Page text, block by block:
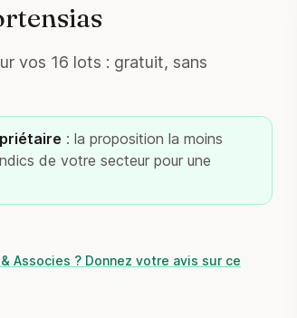
vos 16 lots : gratuit, sans
: la proposition la moins
de votre secteur pour une
Associes ? Donnez votre avis sur ce